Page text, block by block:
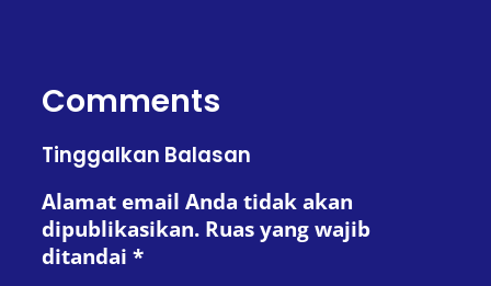
Comments
Tinggalkan Balasan
Alamat email Anda tidak akan
dipublikasikan. Ruas yang wajib
ditandai *